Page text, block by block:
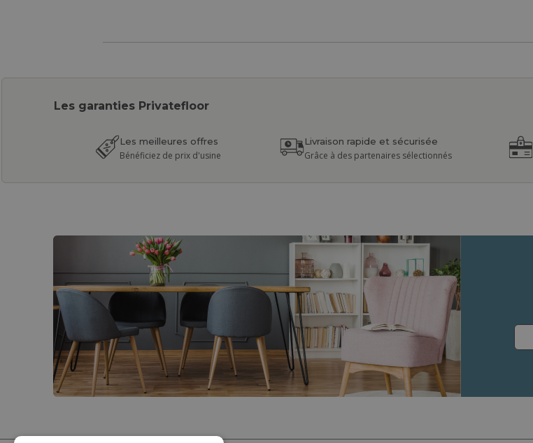
Les garanties Privatefloor
Les meilleures offres
Bénéficiez de prix d'usine
Livraison rapide et sécurisée
Grâce à des partenaires sélectionnés